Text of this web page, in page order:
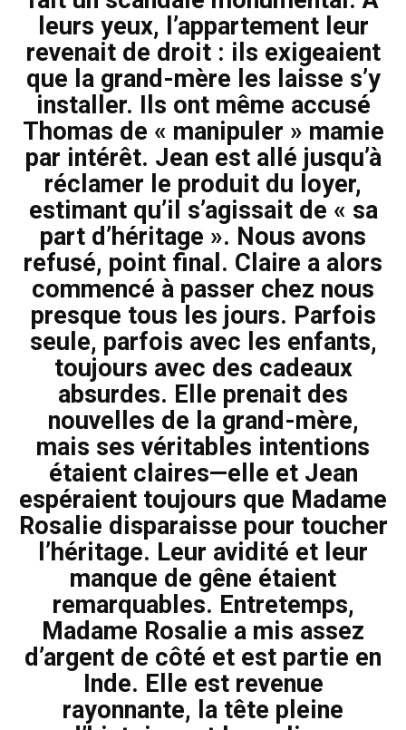
leurs yeux, l’appartement leur
revenait de droit : ils exigeaient
que la grand-mère les laisse s’y
installer. Ils ont même accusé
Thomas de « manipuler » mamie
par intérêt. Jean est allé jusqu’à
réclamer le produit du loyer,
estimant qu’il s’agissait de « sa
part d’héritage ». Nous avons
refusé, point final. Claire a alors
commencé à passer chez nous
presque tous les jours. Parfois
seule, parfois avec les enfants,
toujours avec des cadeaux
absurdes. Elle prenait des
nouvelles de la grand-mère,
mais ses véritables intentions
étaient claires—elle et Jean
espéraient toujours que Madame
Rosalie disparaisse pour toucher
l’héritage. Leur avidité et leur
manque de gêne étaient
remarquables. Entretemps,
Madame Rosalie a mis assez
d’argent de côté et est partie en
Inde. Elle est revenue
rayonnante, la tête pleine